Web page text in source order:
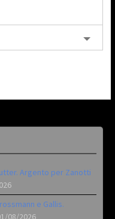
Argento per Zanotti
e Gallis.
08/2026